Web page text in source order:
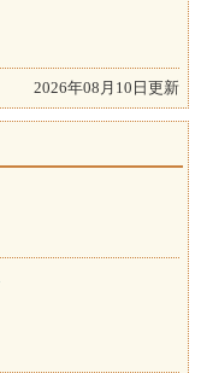
2026年08月10日更新